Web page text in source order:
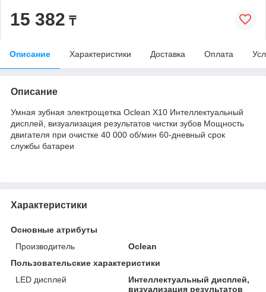
15 382 ₸
Описание Характеристики Доставка Оплата
Описание
Умная зубная электрощетка Oclean X10 Интеллектуальный
дисплей, визуализация результатов чистки зубов Мощность
двигателя при очистке 40 000 об/мин 60-дневный срок
службы батареи
Характеристики
Основные атрибуты
Производитель
Oclean
Пользовательские характеристики
LED дисплей
Интеллектуальный дисплей,
визуализация результатов